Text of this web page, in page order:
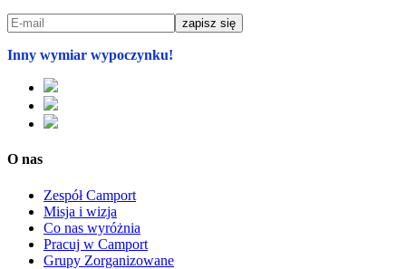
Inny wymiar wypoczynku!
O nas
Zespół Camport
Misja i wizja
Co nas wyróżnia
Pracuj w Camport
Grupy Zorganizowane